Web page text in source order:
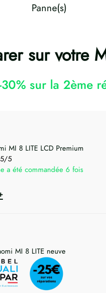
Panne(s)
sur votre
sur la 2ème
MI 8 LITE LCD Premium
5/5
a été commandée 6 fois
MI 8 LITE neuve